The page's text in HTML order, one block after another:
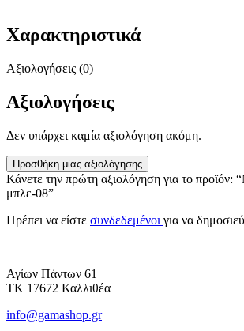
Χαρακτηριστικά
Αξιολογήσεις (0)
Αξιολογήσεις
Δεν υπάρχει καμία αξιολόγηση ακόμη.
Προσθήκη μίας αξιολόγησης
Κάνετε την πρώτη αξιολόγηση για το προϊόν:
μπλε-08”
Πρέπει να είστε συνδεδεμένοι για να
Αγίων Πάντων 61
ΤΚ 17672 Καλλιθέα
info@gamashop.gr